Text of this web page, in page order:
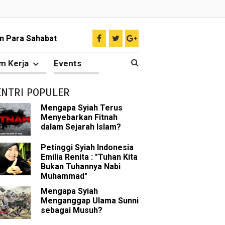
Para Sahabat
Ilmu Ghaib?
Nabi
Sunni
bin Affan
tentang Khalifah
Kerja Events
POPULER
Mengapa Syiah Terus
Menyebarkan Fitnah
dalam Sejarah Islam?
Petinggi Syiah Indonesia
Emilia Renita : "Tuhan Kita
Bukan Tuhannya Nabi
Muhammad"
Mengapa Syiah
Menganggap Ulama Sunni
sebagai Musuh?